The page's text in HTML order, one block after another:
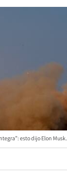
esto dijo Elon Musk.